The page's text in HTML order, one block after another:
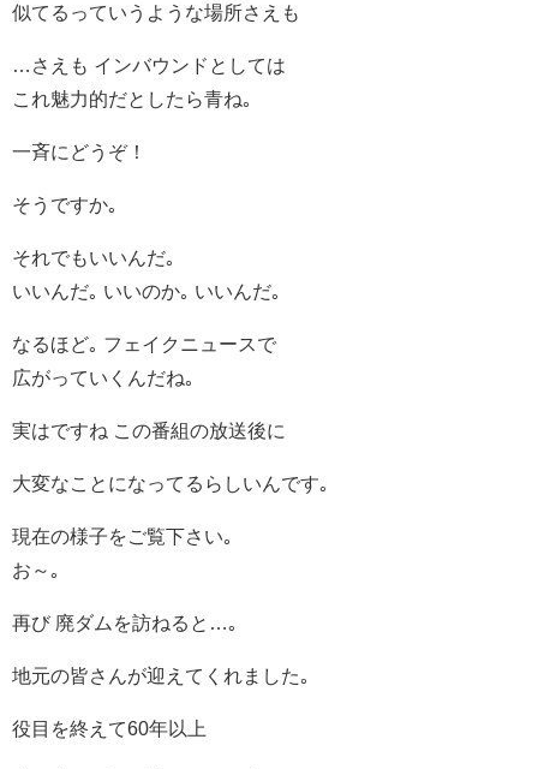
似てるっていうような場所さえも
…さえも インバウンドとしては
これ魅力的だとしたら青ね｡
一斉にどうぞ！
そうですか｡
それでもいいんだ｡
いいんだ｡ いいのか｡ いいんだ｡
なるほど｡ フェイクニュースで
広がっていくんだね｡
実はですね この番組の放送後に
大変なことになってるらしいんです｡
現在の様子をご覧下さい｡
お～｡
再び 廃ダムを訪ねると…｡
地元の皆さんが迎えてくれました｡
役目を終えて60年以上